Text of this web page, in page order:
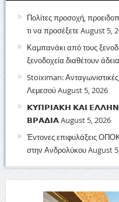
Πολίτες προσοχή,
τι να προσέξετεAugust 5,
Καμπανάκι από τους
ξενοδοχεία διαθέτουν άδεια
Stoiximan:
ΛεμεσούAugust 5, 2026
𝝟𝝪𝝥𝝦𝝞𝝖𝝟𝝜 𝝟𝝖𝝞
𝝗𝝦𝝖𝝙𝝞𝝖August 5, 2026
Έντονες επιφυλάξεις ΟΠΟΚ
στην ΑνδρολύκουAugust